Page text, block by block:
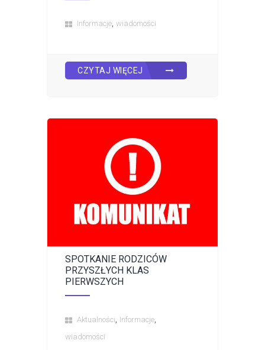
Informacje wiadomości
CZYTAJ WIĘCEJ
SPOTKANIE RODZICÓW
PRZYSZŁYCH KLAS
PIERWSZYCH
Aktualności Informacje
wiadomości